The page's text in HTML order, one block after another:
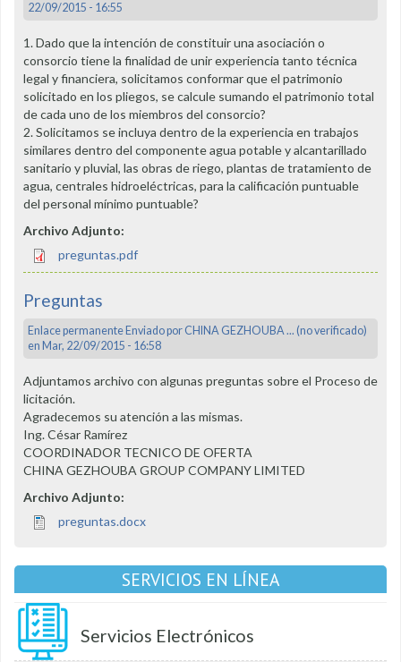
22/09/2015 - 16:55
1. Dado que la intención de constituir una asociación o
consorcio tiene la finalidad de unir experiencia tanto técnica
legal y financiera, solicitamos conformar que el patrimonio
solicitado en los pliegos, se calcule sumando el patrimonio total
de cada uno de los miembros del consorcio?
2. Solicitamos se incluya dentro de la experiencia en trabajos
similares dentro del componente agua potable y alcantarillado
sanitario y pluvial, las obras de riego, plantas de tratamiento de
agua, centrales hidroeléctricas, para la calificación puntuable
del personal mínimo puntuable?
Archivo Adjunto:
preguntas.pdf
Preguntas
Enlace permanente Enviado por CHINA GEZHOUBA ... (no verificado)
en Mar, 22/09/2015 - 16:58
Adjuntamos archivo con algunas preguntas sobre el Proceso de
licitación.
Agradecemos su atención a las mismas.
Ing. César Ramírez
COORDINADOR TECNICO DE OFERTA
CHINA GEZHOUBA GROUP COMPANY LIMITED
Archivo Adjunto:
preguntas.docx
SERVICIOS EN LÍNEA
Servicios Electrónicos